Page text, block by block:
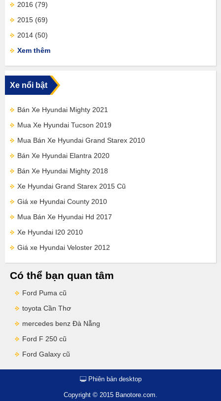
2016 (79)
2015 (69)
2014 (50)
Xem thêm
Xe nổi bật
Bán Xe Hyundai Mighty 2021
Mua Xe Hyundai Tucson 2019
Mua Bán Xe Hyundai Grand Starex 2010
Bán Xe Hyundai Elantra 2020
Bán Xe Hyundai Mighty 2018
Xe Hyundai Grand Starex 2015 Cũ
Giá xe Hyundai County 2010
Mua Bán Xe Hyundai Hd 2017
Xe Hyundai I20 2010
Giá xe Hyundai Veloster 2012
Có thể bạn quan tâm
Ford Puma cũ
toyota Cần Thơ
mercedes benz Đà Nẵng
Ford F 250 cũ
Ford Galaxy cũ
Phiên bản desktop
Copyright © 2015 Banotore.com.